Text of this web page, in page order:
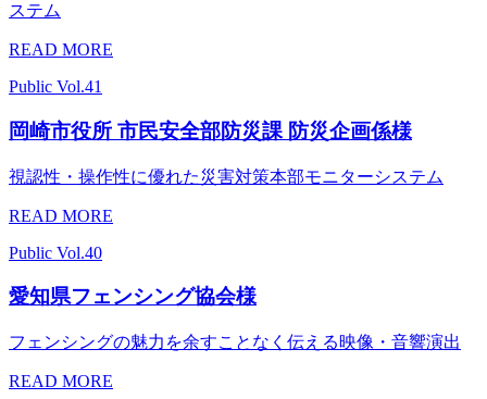
ステム
READ MORE
Public Vol.41
岡崎市役所 市民安全部防災課 防災企画係様
視認性・操作性に優れた災害対策本部モニターシステム
READ MORE
Public Vol.40
愛知県フェンシング協会様
フェンシングの魅力を余すことなく伝える映像・音響演出
READ MORE